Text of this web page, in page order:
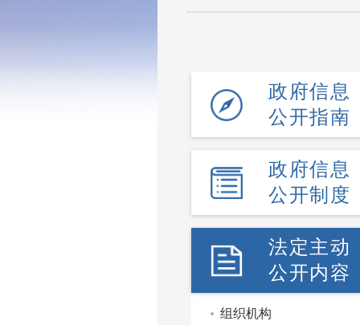
政府信息
公开指南
政府信息
公开制度
法定主动
公开内容
组织机构